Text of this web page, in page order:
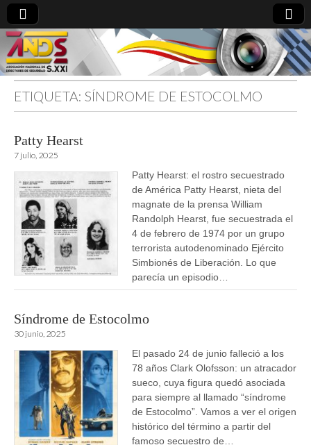
directoresdeseguridad.es
ETIQUETA: SÍNDROME DE ESTOCOLMO
Patty Hearst
7 julio, 2025
Patty Hearst: el rostro secuestrado
de América Patty Hearst, nieta del
magnate de la prensa William
Randolph Hearst, fue secuestrada el
4 de febrero de 1974 por un grupo
terrorista autodenominado Ejército
Simbionés de Liberación. Lo que
parecía un episodio…
Síndrome de Estocolmo
30 junio, 2025
El pasado 24 de junio falleció a los
78 años Clark Olofsson: un atracador
sueco, cuya figura quedó asociada
para siempre al llamado “síndrome
de Estocolmo”. Vamos a ver el origen
histórico del término a partir del
famoso secuestro de…